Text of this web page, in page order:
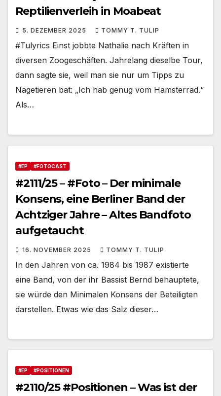
Reptilienverleih in Moabeat
5. DEZEMBER 2025 TOMMY T. TULIP
#Tulyrics Einst jobbte Nathalie nach Kräften in
diversen Zoogeschäften. Jahrelang dieselbe Tour,
dann sagte sie, weil man sie nur um Tipps zu
Nagetieren bat: „Ich hab genug vom Hamsterrad.“
Als…
#EP #FOTOCAST
#2111/25 – #Foto – Der minimale
Konsens, eine Berliner Band der
Achtziger Jahre – Altes Bandfoto
aufgetaucht
16. NOVEMBER 2025 TOMMY T. TULIP
In den Jahren von ca. 1984 bis 1987 existierte
eine Band, von der ihr Bassist Bernd behauptete,
sie würde den Minimalen Konsens der Beteiligten
darstellen. Etwas wie das Salz dieser…
#EP #POSITIONEN
#2110/25 #Positionen – Was ist der